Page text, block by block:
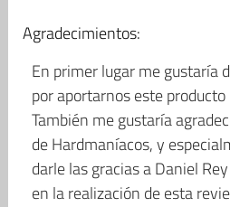
Agradecimientos:
En primer lugar me gustaría
por aportarnos este producto
También me gustaría
de Hardmaníacos, y
darle las gracias a Daniel
en la realización de esta